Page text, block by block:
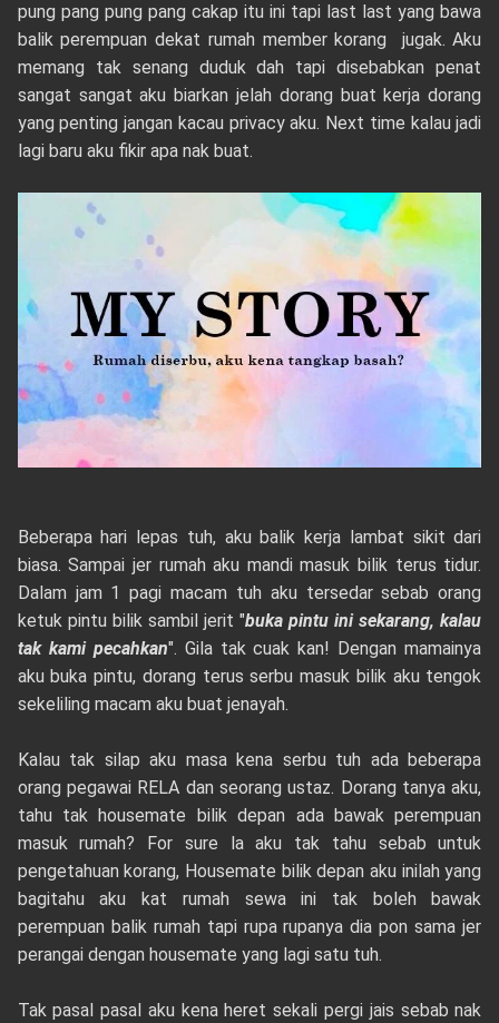
pung pang pung pang cakap itu ini tapi last last yang bawa
balik perempuan dekat rumah member korang jugak. Aku
memang tak senang duduk dah tapi disebabkan penat
sangat sangat aku biarkan jelah dorang buat kerja dorang
yang penting jangan kacau privacy aku. Next time kalau jadi
lagi baru aku fikir apa nak buat.
Beberapa hari lepas tuh, aku balik kerja lambat sikit dari
biasa. Sampai jer rumah aku mandi masuk bilik terus tidur.
Dalam jam 1 pagi macam tuh aku tersedar sebab orang
ketuk pintu bilik sambil jerit "buka pintu ini sekarang, kalau
tak kami pecahkan". Gila tak cuak kan! Dengan mamainya
aku buka pintu, dorang terus serbu masuk bilik aku tengok
sekeliling macam aku buat jenayah.
Kalau tak silap aku masa kena serbu tuh ada beberapa
orang pegawai RELA dan seorang ustaz. Dorang tanya aku,
tahu tak housemate bilik depan ada bawak perempuan
masuk rumah? For sure la aku tak tahu sebab untuk
pengetahuan korang, Housemate bilik depan aku inilah yang
bagitahu aku kat rumah sewa ini tak boleh bawak
perempuan balik rumah tapi rupa rupanya dia pon sama jer
perangai dengan housemate yang lagi satu tuh.
Tak pasal pasal aku kena heret sekali pergi jais sebab nak